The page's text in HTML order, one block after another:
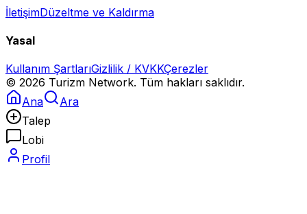
İletişimDüzeltme ve Kaldırma
Yasal
Kullanım ŞartlarıGizlilik / KVKKÇerezler
© 2026 Turizm Network. Tüm hakları saklıdır.
Ana
Ara
Talep
Lobi
Profil